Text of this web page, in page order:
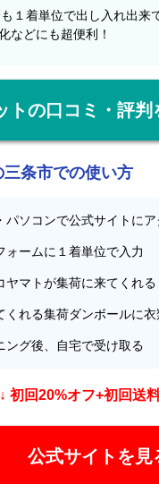
１着単位で出し入れ出来
などにも超便利！
トの口コミ・評判
三条市での使い方
パソコンで公式サイトにア
ォームに１着単位で入力
ヤマトが集荷に来てくれる
くれる集荷ダンボールに
ング後、自宅で受け取る
↓ 初回20%オフ+初回送
公式サイトを見